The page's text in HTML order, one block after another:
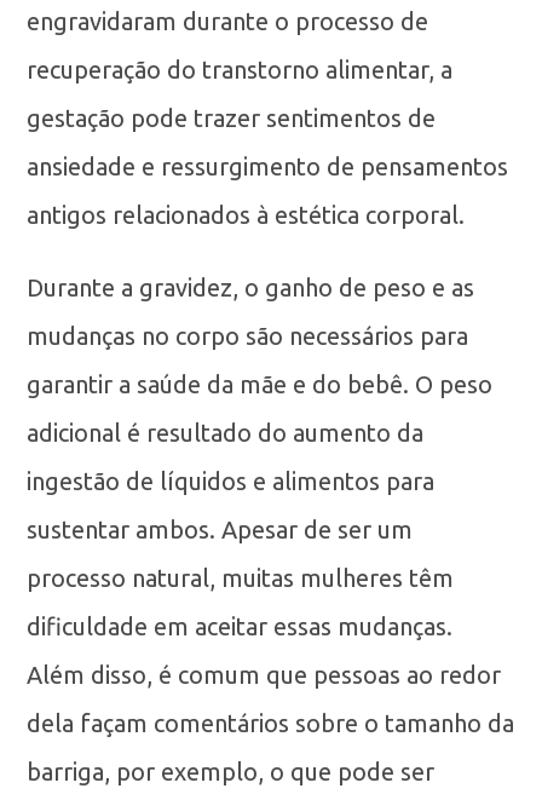
engravidaram durante o processo de
recuperação do transtorno alimentar, a
gestação pode trazer sentimentos de
ansiedade e ressurgimento de pensamentos
antigos relacionados à estética corporal.
Durante a gravidez, o ganho de peso e as
mudanças no corpo são necessários para
garantir a saúde da mãe e do bebê. O peso
adicional é resultado do aumento da
ingestão de líquidos e alimentos para
sustentar ambos. Apesar de ser um
processo natural, muitas mulheres têm
dificuldade em aceitar essas mudanças.
Além disso, é comum que pessoas ao redor
dela façam comentários sobre o tamanho da
barriga, por exemplo, o que pode ser